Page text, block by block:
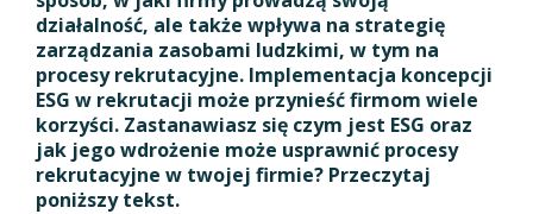
działalność, ale także wpływa na strategię
zarządzania zasobami ludzkimi, w tym na
procesy rekrutacyjne. Implementacja koncepcji
ESG w rekrutacji może przynieść firmom wiele
korzyści. Zastanawiasz się czym jest ESG oraz
jak jego wdrożenie może usprawnić procesy
rekrutacyjne w twojej firmie? Przeczytaj
poniższy tekst.